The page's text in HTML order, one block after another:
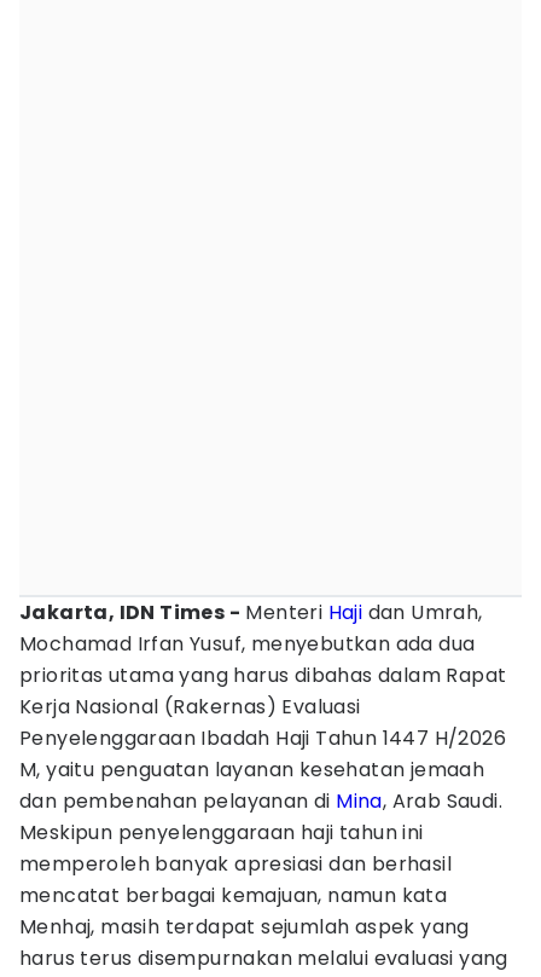
Jakarta, IDN Times - Menteri Haji dan Umrah,
Mochamad Irfan Yusuf, menyebutkan ada dua
prioritas utama yang harus dibahas dalam Rapat
Kerja Nasional (Rakernas) Evaluasi
Penyelenggaraan Ibadah Haji Tahun 1447 H/2026
M, yaitu penguatan layanan kesehatan jemaah
dan pembenahan pelayanan di Mina, Arab Saudi.
Meskipun penyelenggaraan haji tahun ini
memperoleh banyak apresiasi dan berhasil
mencatat berbagai kemajuan, namun kata
Menhaj, masih terdapat sejumlah aspek yang
harus terus disempurnakan melalui evaluasi yang